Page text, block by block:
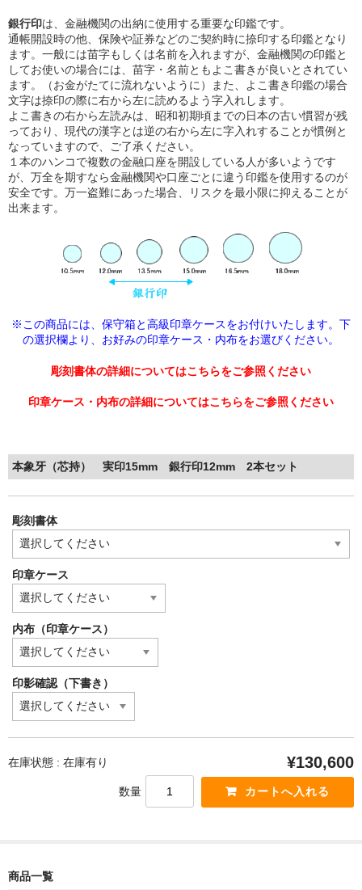
銀行印は、金融機関の出納に使用する重要な印鑑です。
通帳開設時の他、保険や証券などのご契約時に捺印する印鑑となり
ます。一般には苗字もしくは名前を入れますが、金融機関の印鑑と
してお使いの場合には、苗字・名前ともよこ書きが良いとされてい
ます。（お金がたてに流れないように）また、よこ書き印鑑の場合
文字は捺印の際に右から左に読めるよう字入れします。
よこ書きの右から左読みは、昭和初期頃までの日本の古い慣習が残
っており、現代の漢字とは逆の右から左に字入れすることが慣例と
なっていますので、ご了承ください。
１本のハンコで複数の金融口座を開設している人が多いようです
が、万全を期すなら金融機関や口座ごとに違う印鑑を使用するのが
安全です。万一盗難にあった場合、リスクを最小限に抑えることが
出来ます。
※この商品には、保守箱と高級印章ケースをお付けいたします。下
の選択欄より、 お好みの印章ケース・内布をお選びください。
彫刻書体の詳細についてはこちらをご参照ください
印章ケース・内布の詳細についてはこちらをご参照ください
本象牙（芯持） 実印15mm 銀行印12mm 2本セット
彫刻書体
印章ケース
内布（印章ケース）
印影確認（下書き）
在庫状態 : 在庫有り ¥130,600
数量
商品一覧